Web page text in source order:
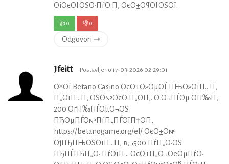
ОіОєОЇОЅО·ПѓО·П‚ ОєО±О¶ОЇОЅОї.
👍0 👎0
Odgovori ⇾
Jfeitt Postavljeno 17-03-2026 02:29:01
О¤Ої Betano Casino ОєО±О»ОµОЇ ПЊО»ОїП…П‚
П„ОїП…П‚ ОЅО№ОєО·П„О­П‚. О О¬ПЃОµ О­П‰П‚
200 ОґП‰ПЃОµО¬ОЅ
ПЂОµПЃО№ПѓП„ПЃОїП†О­П‚
https://betanogame.org/el/ ОєО±О№
ОјПЂПЊОЅОїП…П‚ в‚¬500 ПѓП„О·ОЅ
ПЂПЃПЋП„О· ПѓОїП… ОєО±П„О¬ОёОµПѓО·.